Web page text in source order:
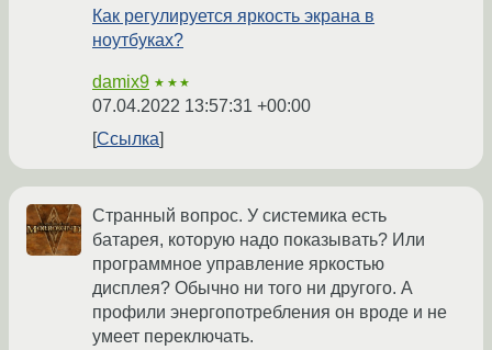
Как регулируется яркость экрана в
ноутбуках?
damix9 ★★★
07.04.2022 13:57:31 +00:00
Ссылка
Странный вопрос. У системика есть
батарея, которую надо показывать? Или
программное управление яркостью
дисплея? Обычно ни того ни другого. А
профили энергопотребления он вроде и не
умеет переключать.